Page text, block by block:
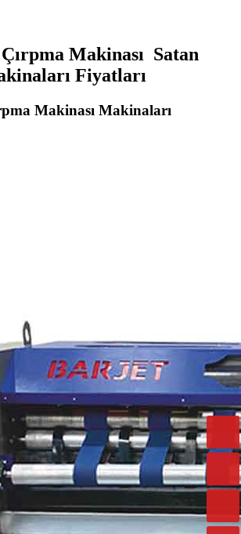
Makinası Satan
Fiyatları
Makinası Makinaları